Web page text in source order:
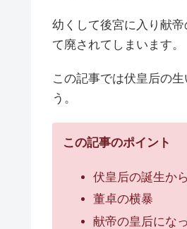
幼くして後宮に入り献
て廃されてしまいます。
この記事では伏皇后の
う。
この記事のポイント
伏皇后の誕生か
董卓の横暴
献帝の皇后にな